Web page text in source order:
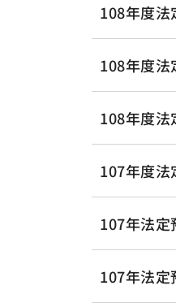
108年度法
108年度
108年度法
107年度法
107年法
107年法定